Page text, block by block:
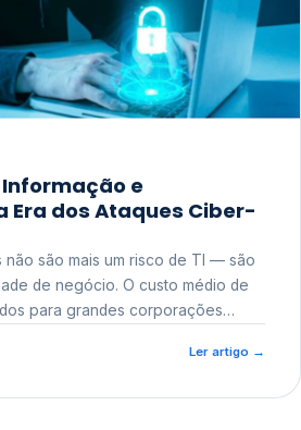
e
Era dos Ataques Ciber-
são mais um risco de TI — são
O custo médio de
para grandes corporações
regulatório junto a órgãos como a
Ler artigo →